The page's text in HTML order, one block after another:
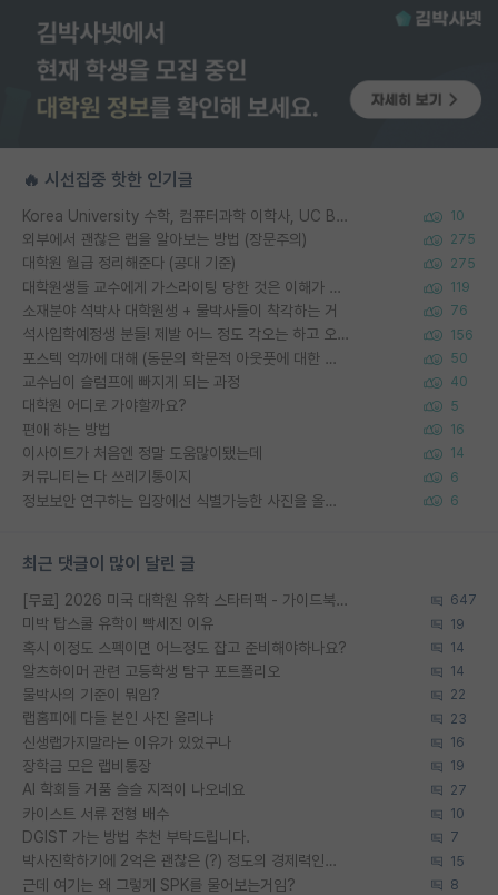
🔥 시선집중 핫한 인기글
Korea University 수학, 컴퓨터과학 이학사, UC Berkeley 산업공학 대학원 공학박사가 되는 것은 쉽지 않겠죠? 10
외부에서 괜찮은 랩을 알아보는 방법 (장문주의) 275
대학원 월급 정리해준다 (공대 기준) 275
대학원생들 교수에게 가스라이팅 당한 것은 이해가 갑니다. 안타깝네요. 119
소재분야 석박사 대학원생 + 물박사들이 착각하는 거 76
석사입학예정생 분들! 제발 어느 정도 각오는 하고 오세요. 156
포스텍 억까에 대해 (동문의 학문적 아웃풋에 대한 반박) 50
교수님이 슬럼프에 빠지게 되는 과정 40
대학원 어디로 가야할까요? 5
편애 하는 방법 16
이사이트가 처음엔 정말 도움많이됐는데 14
커뮤니티는 다 쓰레기통이지 6
정보보안 연구하는 입장에선 식별가능한 사진을 올리는건 비추이긴함 6
최근 댓글이 많이 달린 글
[무료] 2026 미국 대학원 유학 스타터팩 - 가이드북 & 합격자 컨택메일 템플릿 647
미박 탑스쿨 유학이 빡세진 이유 19
혹시 이정도 스펙이면 어느정도 잡고 준비해야하나요? 14
알츠하이머 관련 고등학생 탐구 포트폴리오 14
물박사의 기준이 뭐임? 22
랩홈피에 다들 본인 사진 올리냐 23
신생랩가지말라는 이유가 있었구나 16
장학금 모은 랩비통장 19
AI 학회들 거품 슬슬 지적이 나오네요 27
카이스트 서류 전형 배수 10
DGIST 가는 방법 추천 부탁드립니다. 7
박사진학하기에 2억은 괜찮은 (?) 정도의 경제력인가요 15
근데 여기는 왜 그렇게 SPK를 물어보는거임? 8